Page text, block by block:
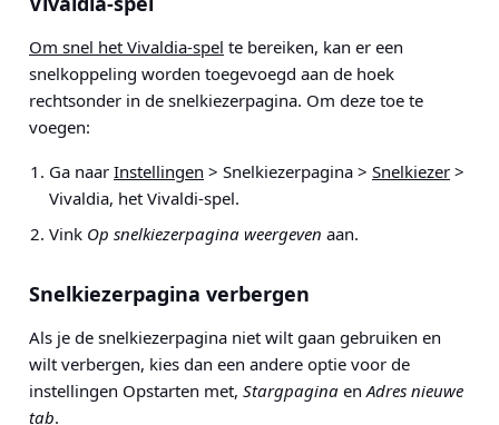
Om snel het Vivaldia-spel te bereiken, kan er een
snelkoppeling worden toegevoegd aan de hoek
rechtsonder in de snelkiezerpagina. Om deze toe te
voegen:
Ga naar Instellingen > Snelkiezerpagina > Snelkiezer >
Vivaldia, het Vivaldi-spel.
Vink Op snelkiezerpagina weergeven aan.
Snelkiezerpagina verbergen
Als je de snelkiezerpagina niet wilt gaan gebruiken en
wilt verbergen, kies dan een andere optie voor de
instellingen Opstarten met, Stargpagina enAdres nieuwe
tab.